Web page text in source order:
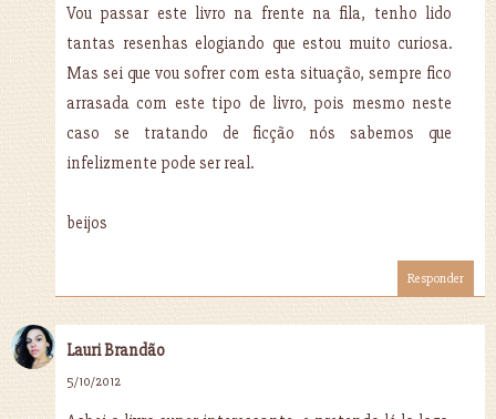
Vou passar este livro na frente na fila, tenho lido
tantas resenhas elogiando que estou muito curiosa.
Mas sei que vou sofrer com esta situação, sempre fico
arrasada com este tipo de livro, pois mesmo neste
caso se tratando de ficção nós sabemos que
infelizmente pode ser real.
beijos
Responder
Lauri Brandão
5/10/2012